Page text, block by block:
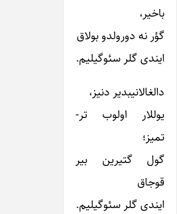
باخیر،
گؤر نه دورولدو بولاق
ایندى گلر سئوگیلیم.
دالغالانیبدیر دنیز،
یوللار اولوب تر-
تمیز؛
گول گتیرین بیر
قوجاق
ایندى گلر سئوگیلیم.